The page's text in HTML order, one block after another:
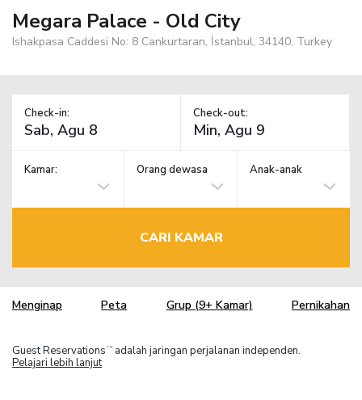
Megara Palace - Old City
Ishakpasa Caddesi No: 8 Cankurtaran, İstanbul, 34140, Turkey
Check-in: Check-out:
Kamar: Orang dewasa Anak-anak
CARI KAMAR
Menginap Peta Grup (9+ Kamar) Pernikahan
Guest Reservations TM
adalah jaringan perjalanan independen.
Pelajari lebih lanjut